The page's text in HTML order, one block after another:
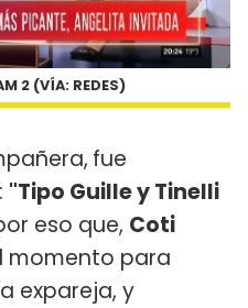
2 (VÍA: REDES)
fue
"Tipo Guille y Tinelli
eso que, Coti
momento para
expareja, y